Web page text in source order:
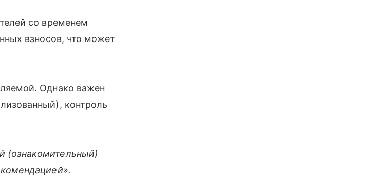
со временем
взносов, что может
Однако важен
контроль
(ознакомительный)